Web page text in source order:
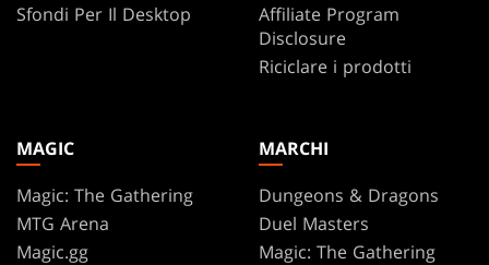
Sfondi Per Il Desktop
Affiliate Program
Disclosure
Riciclare i prodotti
MAGIC
Magic: The Gathering
MTG Arena
Magic.gg
MARCHI
Dungeons & Dragons
Duel Masters
Magic: The Gathering